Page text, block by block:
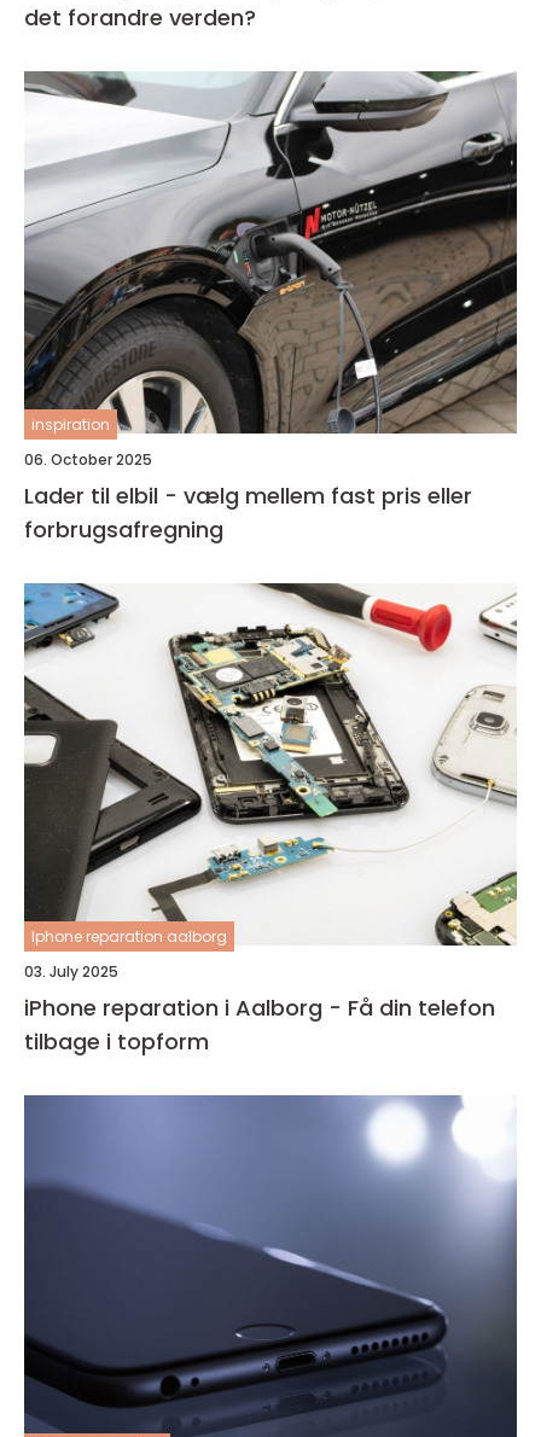
det forandre verden?
inspiration
06. October 2025
Lader til elbil - vælg mellem fast pris eller
forbrugsafregning
Iphone reparation aalborg
03. July 2025
iPhone reparation i Aalborg - Få din telefon
tilbage i topform